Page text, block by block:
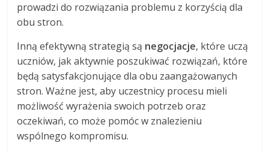
prowadzi do rozwiązania problemu z korzyścią dla
obu stron.
Inną efektywną strategią są negocjacje, które uczą
uczniów, jak aktywnie poszukiwać rozwiązań, które
będą satysfakcjonujące dla obu zaangażowanych
stron. Ważne jest, aby uczestnicy procesu mieli
możliwość wyrażenia swoich potrzeb oraz
oczekiwań, co może pomóc w znalezieniu
wspólnego kompromisu.